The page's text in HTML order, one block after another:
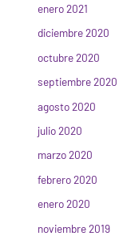
enero 2021
diciembre 2020
octubre 2020
septiembre 2020
agosto 2020
julio 2020
marzo 2020
febrero 2020
enero 2020
noviembre 2019